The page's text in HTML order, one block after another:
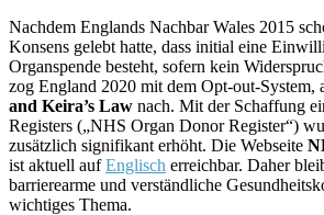
Nachdem Englands Nachbar Wales 2015
Konsens gelebt hatte, dass initial eine
Organspende besteht, sofern kein
zog England 2020 mit dem Opt-out-System,
and Keira’s Law nach. Mit der Schaffung
Registers („NHS Organ Donor Register“)
zusätzlich signifikant erhöht. Die Webseite
ist aktuell aufEnglisch erreichbar. Daher
barrierearme und verständliche
wichtiges Thema.